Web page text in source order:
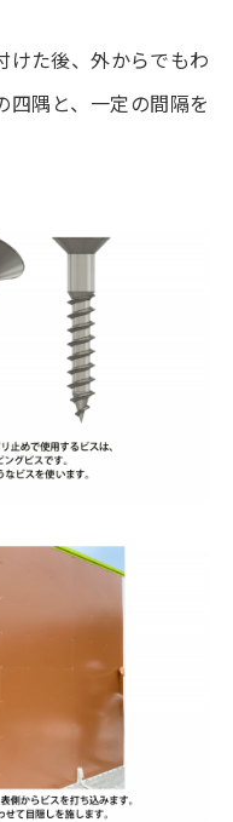
けた後、外からでもわ
四隅と、一定の間隔を